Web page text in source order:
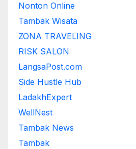
Nonton Online
Tambak Wisata
ZONA TRAVELING
RISK SALON
LangsaPost.com
Side Hustle Hub
LadakhExpert
WellNest
Tambak News
Tambak